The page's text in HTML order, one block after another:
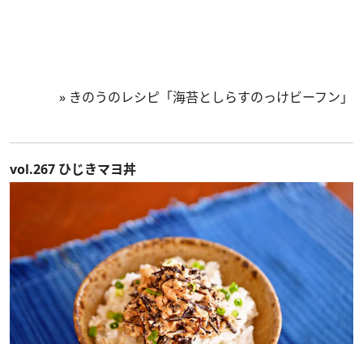
» きのうのレシピ「海苔としらすのっけビーフン」
vol.267 ひじきマヨ丼